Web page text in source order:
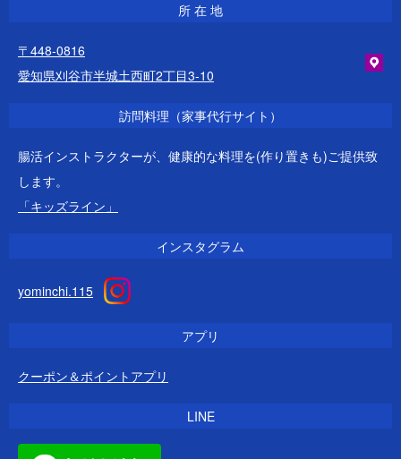
所 在 地
〒448-0816
愛知県刈谷市半城土西町2丁目3-10
訪問料理（家事代行サイト）
腸活インストラクターが、健康的な料理を(作り置きも)ご提供致
します。
「キッズライン」
インスタグラム
yominchi.115
アプリ
クーポン＆ポイントアプリ
LINE